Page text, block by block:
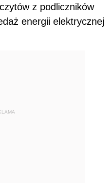
z podliczników
energii elektrycznej